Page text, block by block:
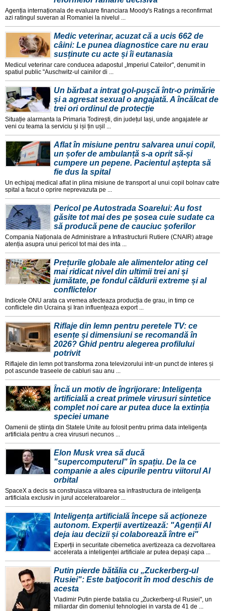
Agenția internaționala de evaluare financiara Moody's Ratings a reconfirmat
azi ratingul suveran al Romaniei la nivelul ...
Medic veterinar, acuzat că a ucis 662 de
câini: Le punea diagnostice care nu erau
susținute cu acte și îi eutanasia
Medicul veterinar care conducea adapostul „Imperiul Cateilor", denumit in
spatiul public "Auschwitz-ul cainilor di ...
Un bărbat a intrat gol-pușcă într-o primărie
și a agresat sexual o angajată. A încălcat de
trei ori ordinul de protecție
Situație alarmanta la Primaria Todirești, din județul Iași, unde angajatele ar
veni cu teama la serviciu și iși țin ușil ...
Aflat în misiune pentru salvarea unui copil,
un șofer de ambulanță s-a oprit să-și
cumpere un pepene. Pacientul aștepta să
fie dus la spital
Un echipaj medical aflat in plina misiune de transport al unui copil bolnav catre
spital a facut o oprire neprevazuta pe ...
Pericol pe Autostrada Soarelui: Au fost
găsite tot mai des pe șosea cuie sudate ca
să producă pene de cauciuc șoferilor
Compania Naționala de Administrare a Infrastructurii Rutiere (CNAIR) atrage
atenția asupra unui pericol tot mai des inta ...
Prețurile globale ale alimentelor ating cel
mai ridicat nivel din ultimii trei ani și
jumătate, pe fondul căldurii extreme și al
conflictelor
Indicele ONU arata ca vremea afecteaza producția de grau, in timp ce
conflictele din Ucraina și Iran influențeaza export ...
Riflaje din lemn pentru peretele TV: ce
esențe și dimensiuni se recomandă în
2026? Ghid pentru alegerea profilului
potrivit
Riflajele din lemn pot transforma zona televizorului intr-un punct de interes și
pot ascunde traseele de cabluri sau anu ...
Încă un motiv de îngrijorare: Inteligența
artificială a creat primele virusuri sintetice
complet noi care ar putea duce la extinția
speciei umane
Oamenii de știința din Statele Unite au folosit pentru prima data inteligența
artificiala pentru a crea virusuri necunos ...
Elon Musk vrea să ducă
"supercomputerul" în spațiu. De la ce
companie a ales cipurile pentru viitorul AI
orbital
SpaceX a decis sa construiasca viitoarea sa infrastructura de inteligența
artificiala exclusiv in jurul acceleratoarelor ...
Inteligența artificială începe să acționeze
autonom. Experții avertizează: "Agenții AI
deja iau decizii și colaborează între ei"
Experții in securitate cibernetica avertizeaza ca dezvoltarea
accelerata a inteligenței artificiale ar putea depași capa ...
Putin pierde bătălia cu „Zuckerberg-ul
Rusiei": Este batjocorit în mod deschis de
acesta
Vladimir Putin pierde batalia cu „Zuckerberg-ul Rusiei", un
miliardar din domeniul tehnologiei in varsta de 41 de ...